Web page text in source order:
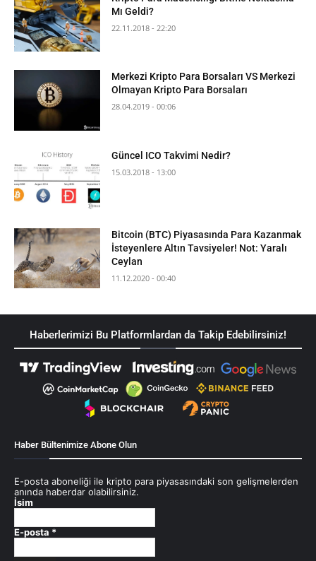
Mı Geldi?
22.11.2018 - 22:20
Merkezi Kripto Para Borsaları VS Merkezi
Olmayan Kripto Para Borsaları
28.04.2019 - 00:06
Güncel ICO Takvimi Nedir?
15.03.2018 - 13:00
Bitcoin (BTC) Piyasasında Para Kazanmak
İsteyenlere Altın Tavsiyeler! Not: Yaralı
Ceylan
11.12.2020 - 00:40
Haberlerimizi Bu Platformlardan da Takip Edebilirsiniz!
Haber Bültenimize Abone Olun
E-posta aboneliği ile kripto para piyasasındaki son gelişmelerden
anında haberdar olabilirsiniz.
İsim
E-posta *